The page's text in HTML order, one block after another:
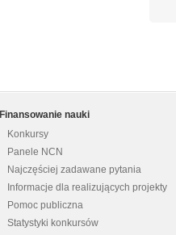
Finansowanie nauki
Konkursy
Panele NCN
Najczęściej zadawane pytania
Informacje dla realizujących projekty
Pomoc publiczna
Statystyki konkursów